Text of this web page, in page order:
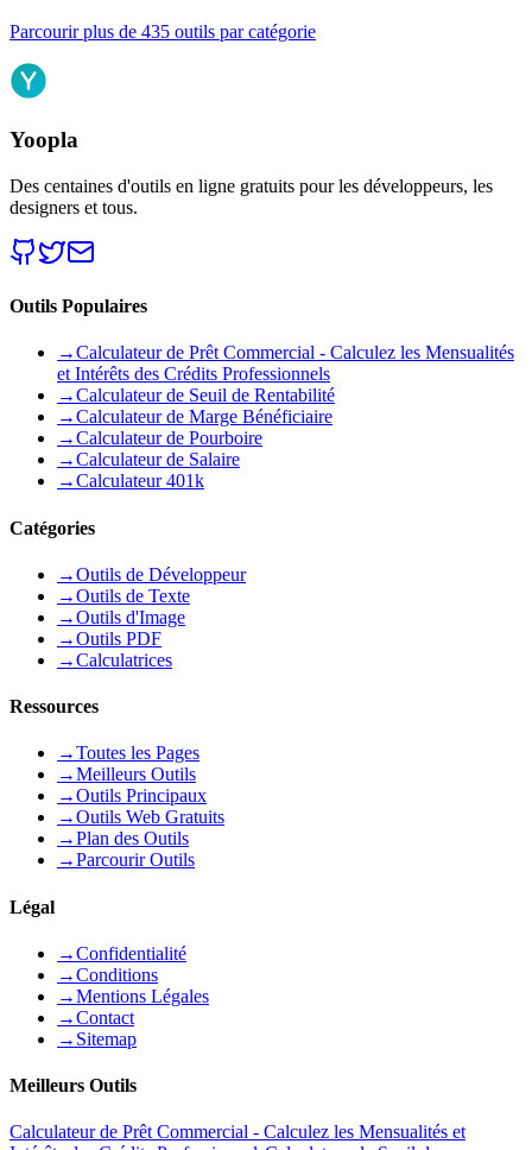
Parcourir plus de 435 outils par catégorie
Yoopla
Des centaines d'outils en ligne gratuits pour les développeurs, les
designers et tous.
Outils Populaires
→Calculateur de Prêt Commercial - Calculez les Mensualités
et Intérêts des Crédits Professionnels
→Calculateur de Seuil de Rentabilité
→Calculateur de Marge Bénéficiaire
→Calculateur de Pourboire
→Calculateur de Salaire
→Calculateur 401k
Catégories
→Outils de Développeur
→Outils de Texte
→Outils d'Image
→Outils PDF
→Calculatrices
Ressources
→Toutes les Pages
→Meilleurs Outils
→Outils Principaux
→Outils Web Gratuits
→Plan des Outils
→Parcourir Outils
Légal
→Confidentialité
→Conditions
→Mentions Légales
→Contact
→ Sitemap
Meilleurs Outils
Calculateur de Prêt Commercial - Calculez les Mensualités et